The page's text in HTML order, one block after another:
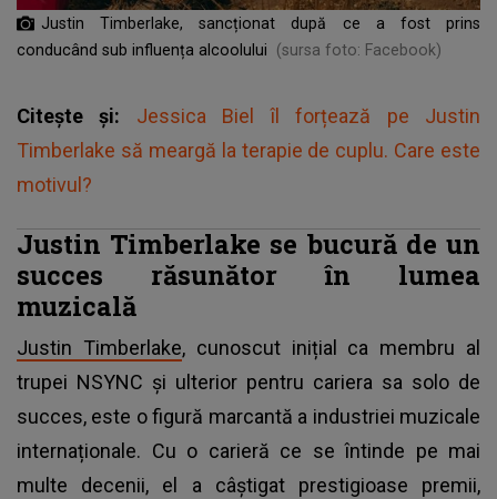
Justin Timberlake, sancționat după ce a fost prins
conducând sub influența alcoolului
(sursa foto: Facebook)
Citește și: Jessica Biel îl forțează pe Justin
Timberlake să meargă la terapie de cuplu. Care este
motivul?
Justin Timberlake se bucură de un
succes răsunător în lumea
muzicală
Justin Timberlake, cunoscut inițial ca membru al
trupei NSYNC și ulterior pentru cariera sa solo de
succes, este o figură marcantă a industriei muzicale
internaționale. Cu o carieră ce se întinde pe mai
multe decenii, el a câștigat prestigioase premii,